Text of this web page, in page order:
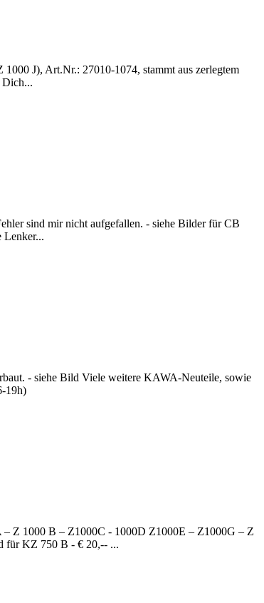
J), Art.Nr.: 27010-1074, stammt aus zerlegtem
Dich...
sind mir nicht aufgefallen. - siehe Bilder für CB
- siehe Bild Viele weitere KAWA-Neuteile, sowie
19h)
Z 1000 B – Z1000C - 1000D Z1000E – Z1000G – Z
für KZ 750 B - € 20,-- ...